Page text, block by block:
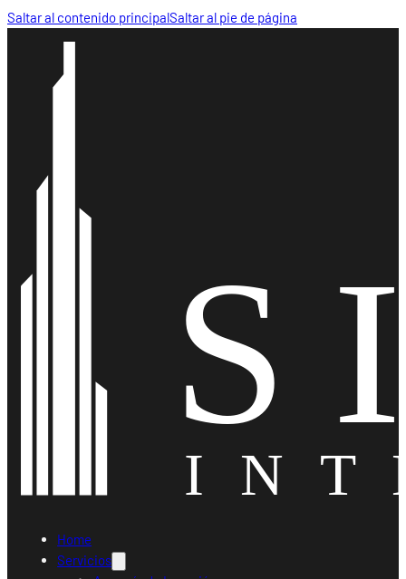
Saltar al contenido principalSaltar al pie de página
Home
Servicios